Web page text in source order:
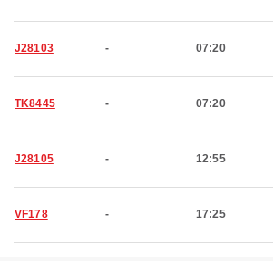
J28103 - 07:20
TK8445 - 07:20
J28105 - 12:55
VF178 - 17:25